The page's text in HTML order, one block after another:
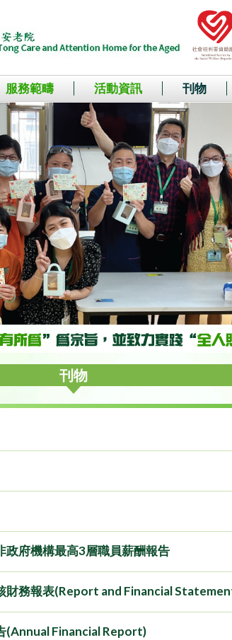
服務範疇 活動資訊 刊物
刊物
政府機構最高3層職員薪酬報告
財務報表(Report and Financial
(Annual Financial Report)